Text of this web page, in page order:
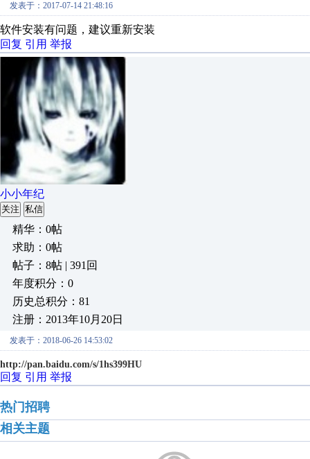
发表于：2017-07-14 21:48:16
软件安装有问题，建议重新安装
回复 引用 举报
小小年纪
关注 私信
精华：0帖
求助：0帖
帖子：8帖 | 391回
年度积分：0
历史总积分：81
注册：2013年10月20日
发表于：2018-06-26 14:53:02
http://pan.baidu.com/s/1hs399HU
回复 引用 举报
热门招聘
相关主题